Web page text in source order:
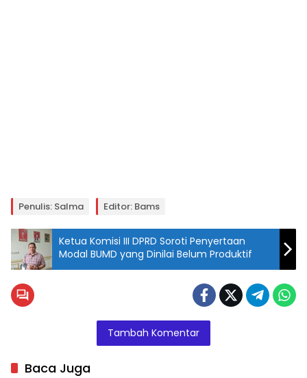
Penulis: Salma Editor: Bams
Ketua Komisi III DPRD Soroti Penyertaan
Modal BUMD yang Dinilai Belum Produktif
Tambah Komentar
Baca Juga